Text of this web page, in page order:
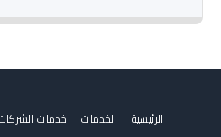
الرئيسية الخدمات خدمات